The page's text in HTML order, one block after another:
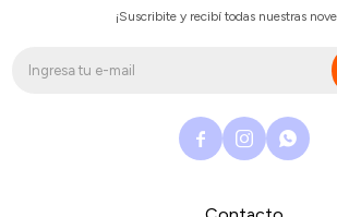
¡Suscribite y recibí todas nuestras
  